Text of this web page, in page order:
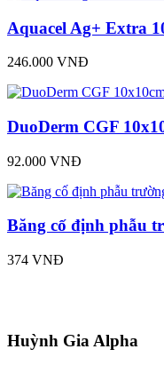
Aquacel Ag+ Extra
246.000 VNĐ
DuoDerm CGF
92.000 VNĐ
Băng cố định phẫu
374 VNĐ
Huỳnh Gia Alpha